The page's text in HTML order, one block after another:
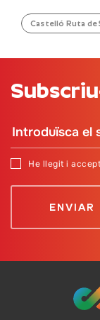
Castelló Ruta de
He llegit i